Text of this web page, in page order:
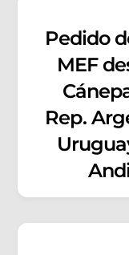
Pedido
MEF
Rep.